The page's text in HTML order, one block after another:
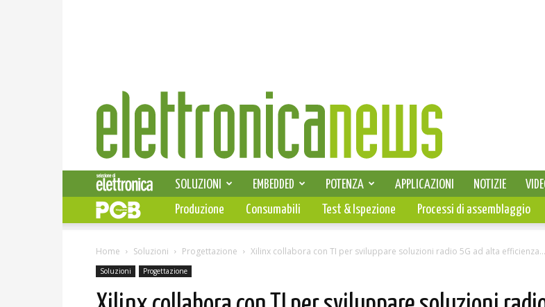
Elettronica
News
SELEZIONE DI ELETTRONICA
SOLUZIONI EMBEDDED POTENZA APPLICAZIONI NOTIZIE
PCB
Produzione Consumabili Test & Ispezione Processi di assemblaggio
Home Soluzioni Progettazione Xilinx collabora con TI per sviluppare soluzioni radio 5G ad alta efficienza...
Soluzioni Progettazione